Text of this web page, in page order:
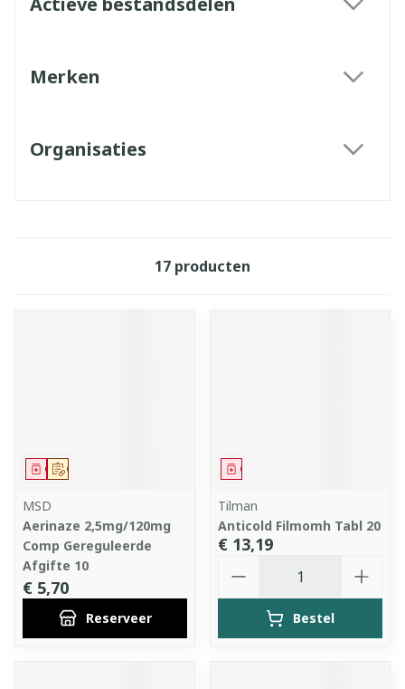
Merken
Organisaties
17 producten
Op voorschrift
Geneesmiddel
MSD
Aerinaze 2,5mg/120mg
Comp Gereguleerde
Afgifte 10
€ 5,70
Reserveer
Geneesmiddel
Tilman
Anticold Filmomh Tabl 20
€ 13,19
Bestel